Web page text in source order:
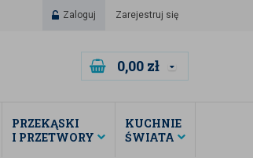
Zaloguj Zarejestruj się
0,00 zł
PRZEKĄSKI
I PRZETWORY
KUCHNIE
ŚWIATA